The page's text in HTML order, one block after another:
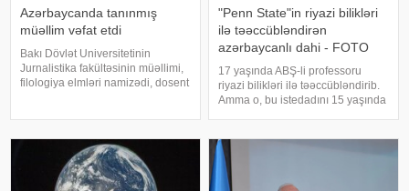
Azərbaycanda tanınmış
müəllim vəfat etdi
Bakı Dövlət Universitetinin
Jurnalistika fakültəsinin müəllimi,
filologiya elmləri namizədi, dosent
ki, Mahmud Mahmudov 50 il
"Penn State"in riyazi bilikləri
ilə təəccübləndirən
azərbaycanlı dahi - FOTO
17 yaşında ABŞ-li professoru
riyazi bilikləri ilə təəccübləndirib.
Amma o, bu istedadını 15 yaşında
müddət bunun fərqində olmayıb.
Ta ki, onu müəllimi kəşf edi